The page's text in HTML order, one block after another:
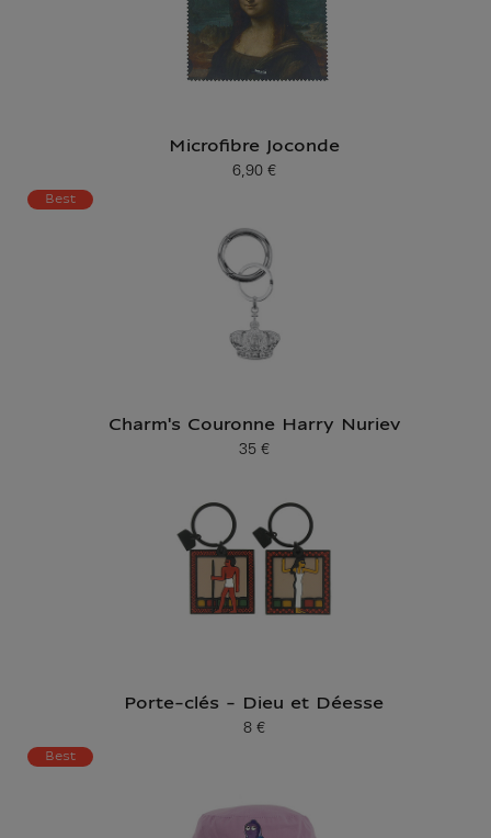
Microfibre Joconde
Prix ​​actuel
6,90 €
Best
Charm's Couronne Harry Nuriev
Prix ​​actuel
35 €
Porte-clés - Dieu et Déesse
Prix ​​actuel
8 €
Best